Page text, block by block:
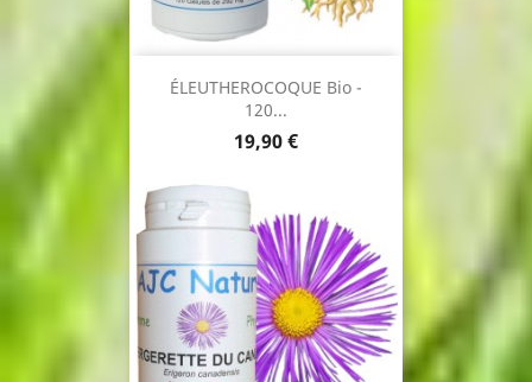
ÉLEUTHEROCOQUE Bio -
120...
Prix
19,90 €